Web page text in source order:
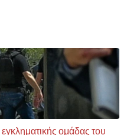
ομάδας του